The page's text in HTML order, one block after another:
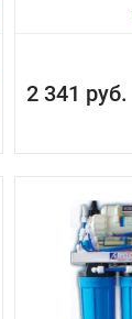
2 341 руб.